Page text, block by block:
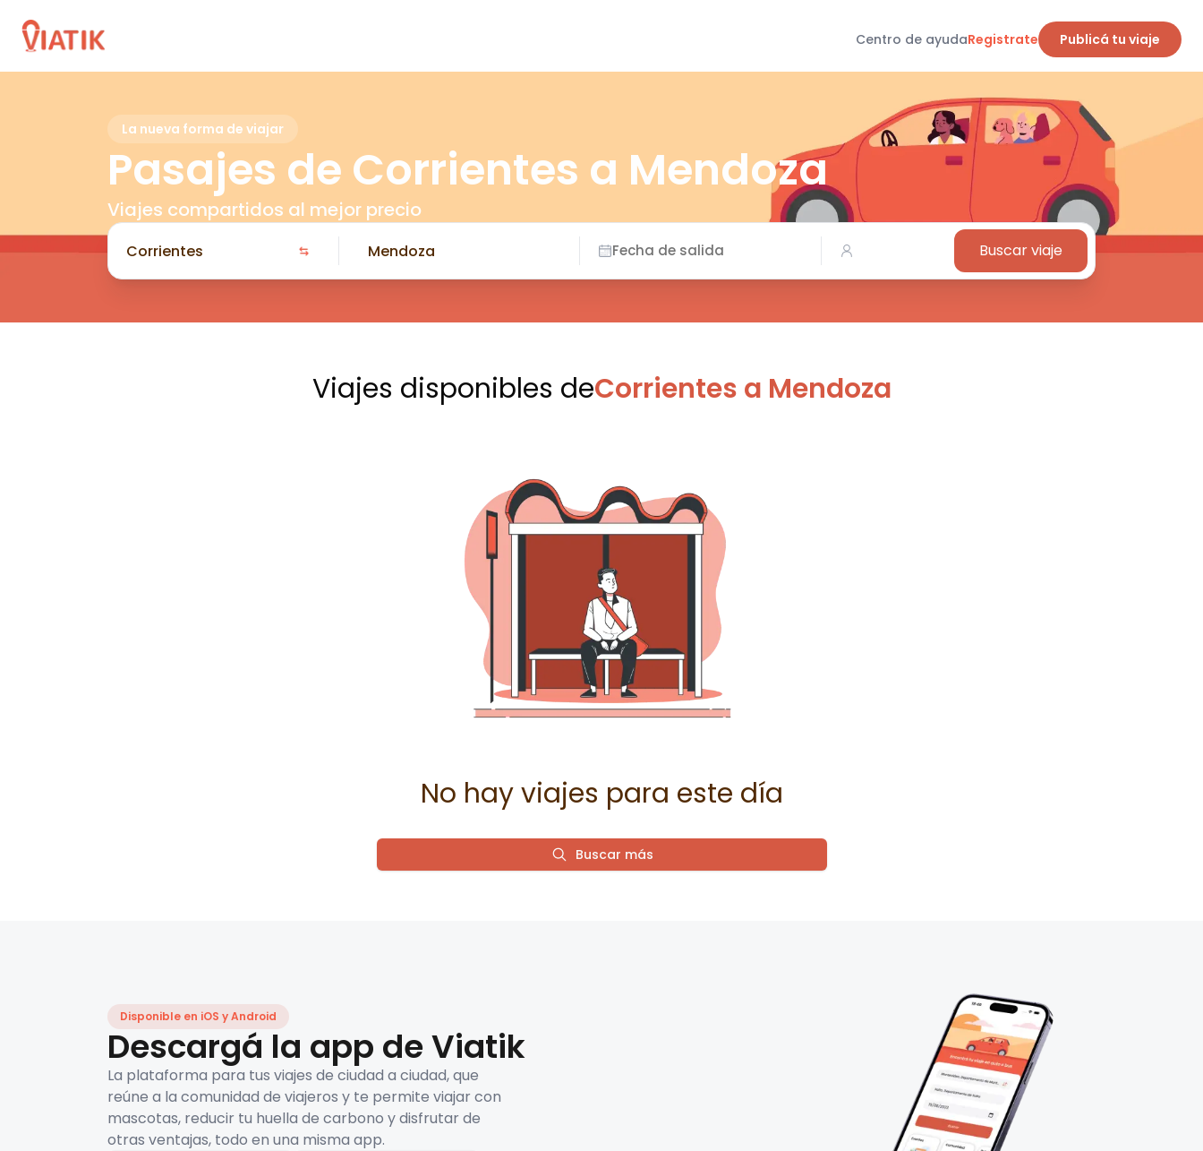
Centro de ayudaRegistrate Publicá tu viaje
La nueva forma de viajar
Pasajes de Corrientes a Mendoza
Viajes compartidos al mejor precio
Fecha de salida Buscar viaje
Viajes disponibles deCorrientes a Mendoza
No hay viajes para este día
Buscar más
Disponible en iOS y Android
Descargá la app de Viatik
La plataforma para tus viajes de ciudad a ciudad, que
reúne a la comunidad de viajeros y te permite viajar con
mascotas, reducir tu huella de carbono y disfrutar de
otras ventajas, todo en una misma app.